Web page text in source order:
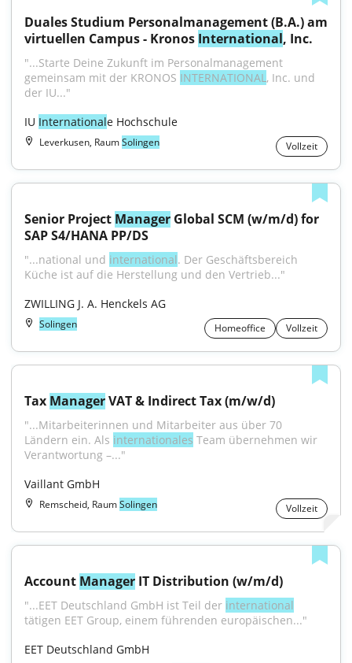
Duales Studium Personalmanagement (B.A.) am
virtuellen Campus - Kronos International, Inc.
"...Starte Deine Zukunft im Personalmanagement
gemeinsam mit der KRONOS INTERNATIONAL, Inc. und
der IU..."
IU Internationale Hochschule
Leverkusen, RaumSolingen Vollzeit
Senior Project Manager Global SCM (w/m/d) for
SAP S4/HANA PP/DS
"...national und international. Der Geschäftsbereich
Küche ist auf die Herstellung und den Vertrieb..."
ZWILLING J. A. Henckels AG
Solingen Homeoffice Vollzeit
Tax Manager VAT & Indirect Tax (m/w/d)
"...Mitarbeiterinnen und Mitarbeiter aus über 70
Ländern ein. Als internationales Team übernehmen wir
Verantwortung –..."
Vaillant GmbH
Remscheid, RaumSolingen Vollzeit
Account Manager IT Distribution (w/m/d)
"...EET Deutschland GmbH ist Teil der international
tätigen EET Group, einem führenden europäischen..."
EET Deutschland GmbH